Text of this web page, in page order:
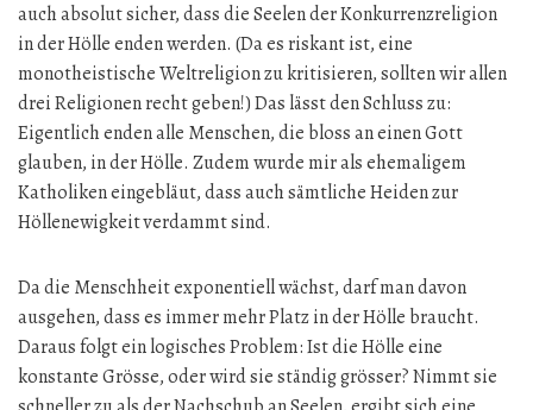
auch absolut sicher, dass die Seelen der Konkurrenzreligion
in der Hölle enden werden. (Da es riskant ist, eine
monotheistische Weltreligion zu kritisieren, sollten wir allen
drei Religionen recht geben!) Das lässt den Schluss zu:
Eigentlich enden alle Menschen, die bloss an einen Gott
glauben, in der Hölle. Zudem wurde mir als ehemaligem
Katholiken eingebläut, dass auch sämtliche Heiden zur
Höllenewigkeit verdammt sind.
Da die Menschheit exponentiell wächst, darf man davon
ausgehen, dass es immer mehr Platz in der Hölle braucht.
Daraus folgt ein logisches Problem: Ist die Hölle eine
konstante Grösse, oder wird sie ständig grösser? Nimmt sie